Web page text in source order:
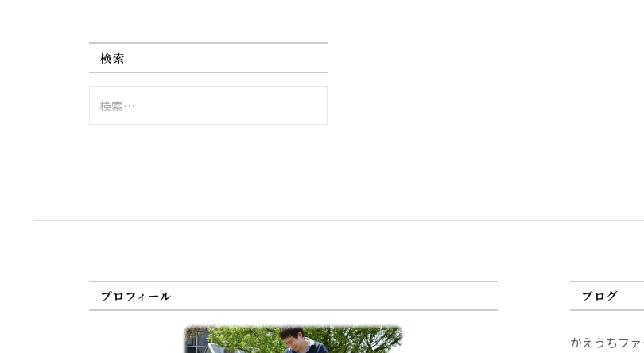
検索
索:
プロフィール ブログ
かえうちフ